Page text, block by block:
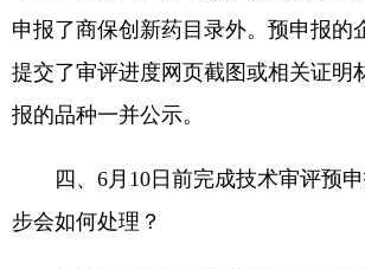
申报了商保创新药目录外。预申报的
提交了审评进度网页截图或相关证明
报的品种一并公示。
四、6月10日前完成技术审评预申
步会如何处理？